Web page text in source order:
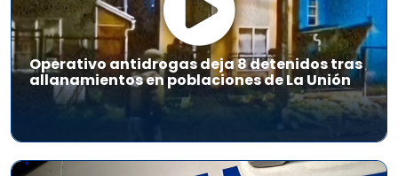
Operativo antidrogas deja 8 detenidos tras
allanamientos en poblaciones de La Unión